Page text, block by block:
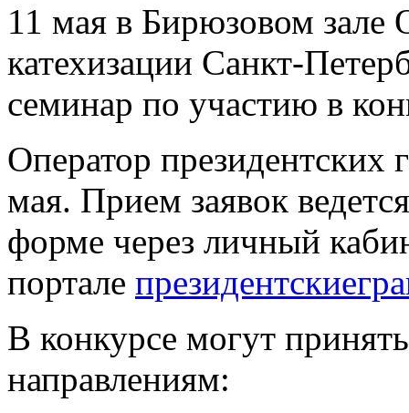
11 мая в Бирюзовом зале
катехизации Санкт-
семинар по участию в
Оператор президентских
мая. Прием заявок
форме через личный
портале
В конкурсе могут
направлениям: